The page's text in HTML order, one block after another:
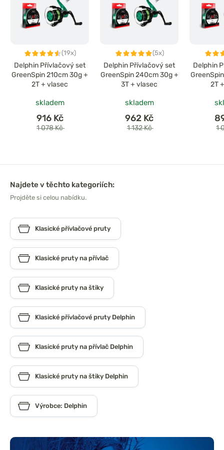
(19x)
Delphin Přívlačový set
GreenSpin 210cm 30g +
2T + vlasec
skladem
916 Kč
1 078 Kč
(5x)
Delphin Přívlačový set
GreenSpin 240cm 30g +
3T + vlasec
skladem
962 Kč
1 132 Kč
Delphin
2T
1
Najdete v těchto kategoriích:
Projděte si celou nabídku.
Klasické přívlačové pruty
Klasické pruty na přívlač
Klasické pruty na štiky
Klasické přívlačové pruty Delphin
Klasické pruty na přívlač Delphin
Klasické pruty na štiky Delphin
Výrobce: Delphin